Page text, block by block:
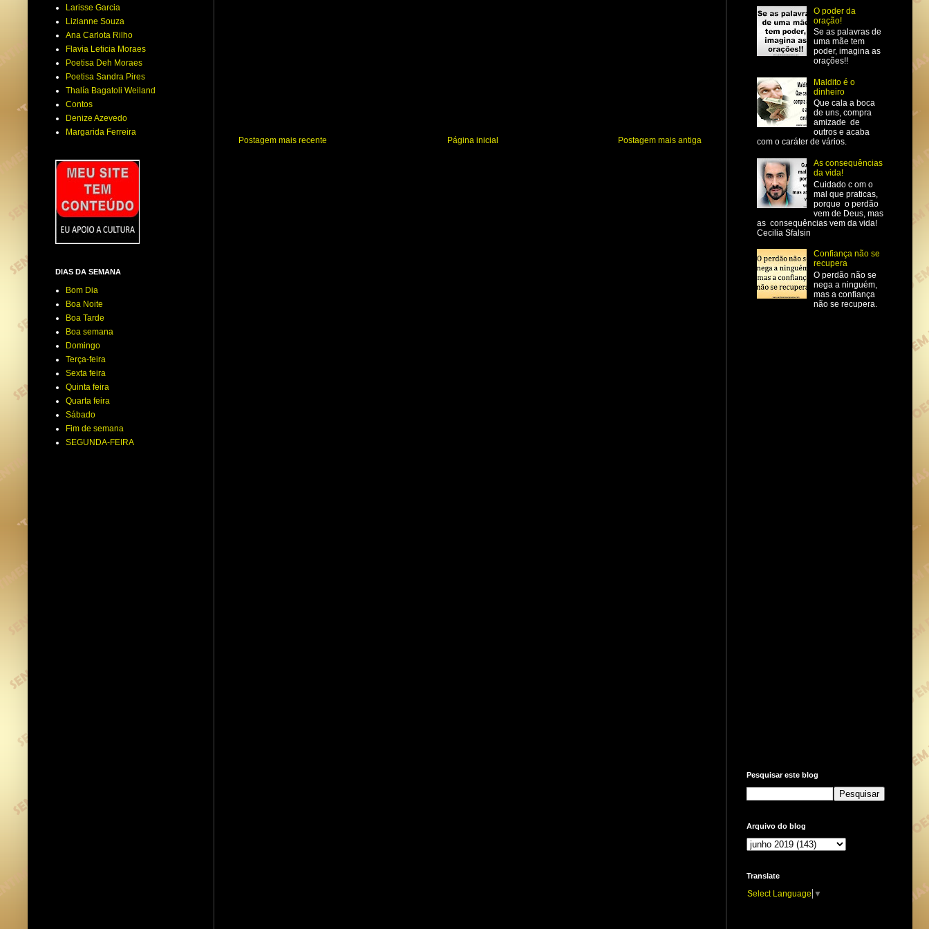
Postagem mais recente Postagem mais antiga
Página inicial
Larisse Garcia
Lizianne Souza
Ana Carlota Rilho
Flavia Leticia Moraes
Poetisa Deh Moraes
Poetisa Sandra Pires
Thalía Bagatoli Weiland
Contos
Denize Azevedo
Margarida Ferreira
DIAS DA SEMANA
Bom Dia
Boa Noite
Boa Tarde
Boa semana
Domingo
Terça-feira
Sexta feira
Quinta feira
Quarta feira
Sábado
Fim de semana
SEGUNDA-FEIRA
O poder da
oração!
Se as palavras de
uma mãe tem
poder, imagina as
orações!!
Maldito é o
dinheiro
Que cala a boca
de uns, compra
amizade de
outros e acaba
com o caráter de vários.
As consequências
da vida!
Cuidado c om o
mal que praticas,
porque o perdão
vem de Deus, mas
as consequências vem da vida!
Cecilia Sfalsin
Confiança não se
recupera
O perdão não se
nega a ninguém,
mas a confiança
não se recupera.
Pesquisar este blog
Arquivo do blog
Translate
Select Language ▼